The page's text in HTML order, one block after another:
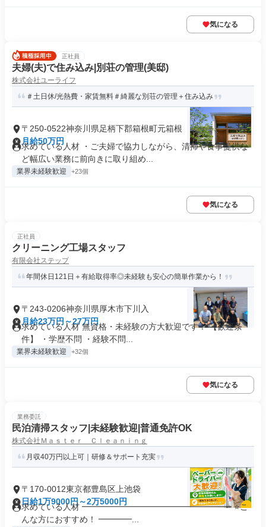
気になる
正社員
夫婦(夫)で住み込み|別荘の管理(美邸)
株式会社ユーライフ
＃土日休/光熱費・家賃無料＃綺麗な別荘の管理＋住み込み
〒250-0522神奈川県足柄下郡箱根町元箱根
月給50万円
求めている人材 ・ご夫婦で協力しながら、清掃や食事提供な
ど幅広い業務に前向きに取り組め...
業界未経験歓迎 +23個
気になる
正社員
クリーニング工場スタッフ
有限会社ステップ
年間休日121日＋有給取得率◎未経験も安心の簡単作業から！
〒243-0206神奈川県厚木市下川入
月給23万円～27万円
求めている人材 無資格・未経験の方大歓迎です！ 【歓迎条
件】 ・学歴不問 ・経験不問...
業界未経験歓迎 +32個
気になる
業務委託
民泊清掃スタッフ|未経験歓迎|普通免許OK
株式会社Ｍａｓｔｅｒ Ｃｌｅａｎｉｎｇ
月収40万円以上可｜研修＆サポート充実
〒170-0012東京都豊島区上池袋
日給1万9000円～2万5000円
求めている人材 ━━━━━━━━━━━━━━━━━━ ⭐こ
んな方におすすめ！ ━━━━...